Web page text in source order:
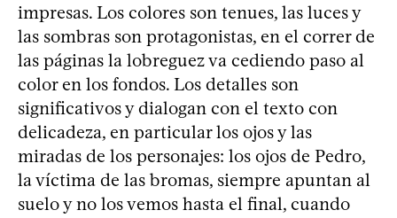
impresas. Los colores son tenues, las luces y
las sombras son protagonistas, en el correr de
las páginas la lobreguez va cediendo paso al
color en los fondos. Los detalles son
significativos y dialogan con el texto con
delicadeza, en particular los ojos y las
miradas de los personajes: los ojos de Pedro,
la víctima de las bromas, siempre apuntan al
suelo y no los vemos hasta el final, cuando